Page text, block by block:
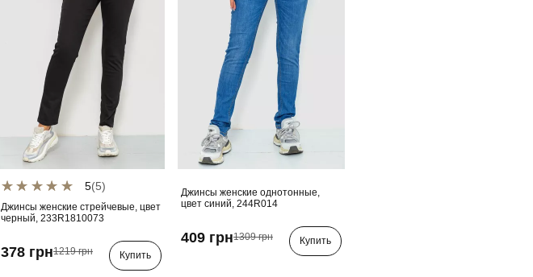
5(5)
Джинсы женские стрейчевые, цвет
черный, 233R1810073
378 грн1219 грн Купить
Джинсы женские однотонные,
цвет синий, 244R014
409 грн1309 грн Купить